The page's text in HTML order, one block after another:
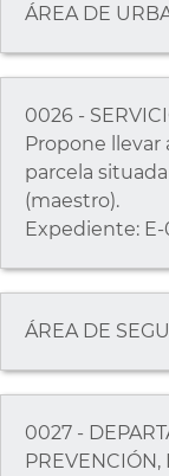
ÁREA DE
0026 -
Propone llevar
parcela
(maestro).
Expediente: E-
ÁREA DE
0027 -
PREVENCIÓN,